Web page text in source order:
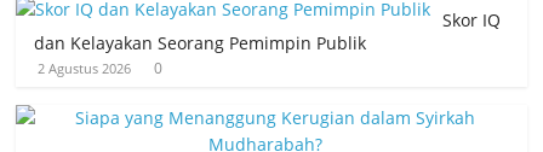
Skor IQ
dan Kelayakan Seorang Pemimpin Publik
2 Agustus 2026 0